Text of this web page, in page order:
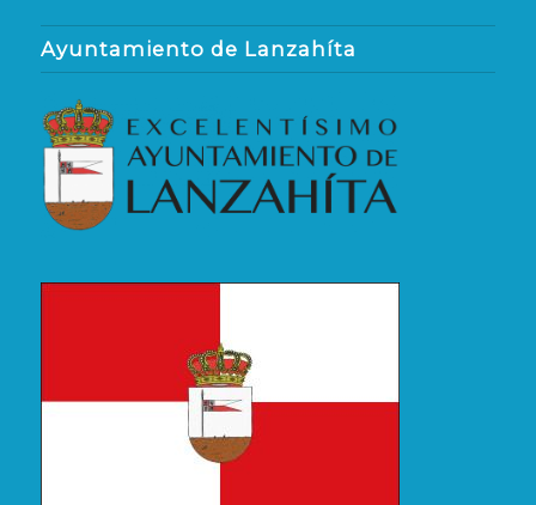
Ayuntamiento de Lanzahíta